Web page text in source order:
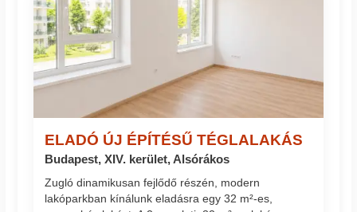
ELADÓ ÚJ ÉPÍTÉSŰ TÉGLALAKÁS
Budapest, XIV. kerület, Alsórákos
Zugló dinamikusan fejlődő részén, modern
lakóparkban kínálunk eladásra egy 32 m²-es,